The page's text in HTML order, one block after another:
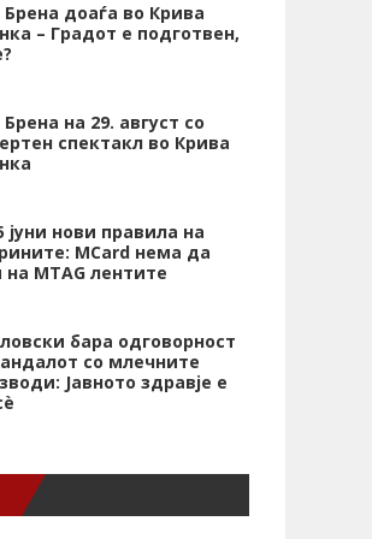
доаѓа во Крива
– Градот е подготвен,
на 29. август со
спектакл во Крива
јуни нови правила на
MCard нема да
MTAG лентите
бара одговорност
со млечните
Јавното здравје е